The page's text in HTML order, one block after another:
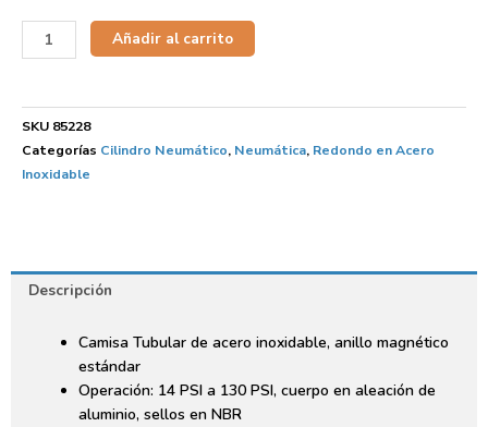
Añadir al carrito
SKU 85228
Categorías Cilindro Neumático, Neumática, Redondo en Acero
Inoxidable
Descripción
Camisa Tubular de acero inoxidable, anillo magnético
estándar
Operación: 14 PSI a 130 PSI, cuerpo en aleación de
aluminio, sellos en NBR